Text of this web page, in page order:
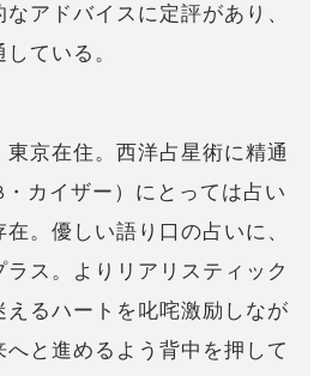
アドバイスに定評があり、
ている。
東京在住。西洋占星術に精通
・カイザー）にとっては占い
。優しい語り口の占いに、
ラス。よりリアリスティック
えるハートを叱咤激励しなが
へと進めるよう背中を押して